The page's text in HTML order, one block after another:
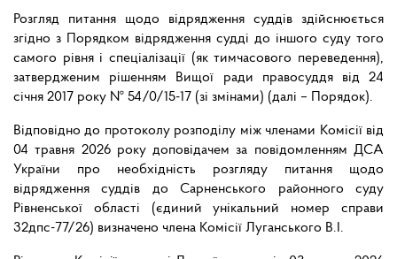
Розгляд питання щодо відрядження суддів здійснюється
згідно з Порядком відрядження судді до іншого суду того
самого рівня і спеціалізації (як тимчасового переведення),
затвердженим рішенням Вищої ради правосуддя від 24
січня 2017 року № 54/0/15-17 (зі змінами) (далі – Порядок).
Відповідно до протоколу розподілу між членами Комісії від
04 травня 2026 року доповідачем за повідомленням ДСА
України про необхідність розгляду питання щодо
відрядження суддів до Сарненського районного суду
Рівненської області (єдиний унікальний номер справи
32дпс-77/26) визначено члена Комісії Луганського В.І.